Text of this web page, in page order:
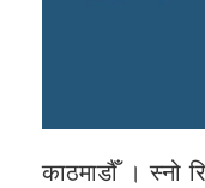
काठमाडौँ । स्नो